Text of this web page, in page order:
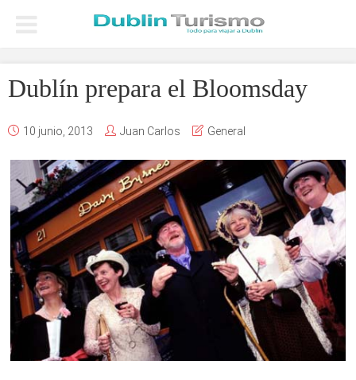
Dublín prepara el Bloomsday
10 junio, 2013 Juan Carlos General